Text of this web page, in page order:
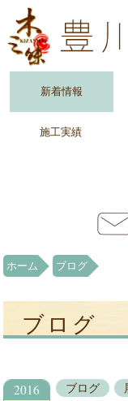
新着情報
施工実績
ホーム ブログ
ブログ
2016 ブログ